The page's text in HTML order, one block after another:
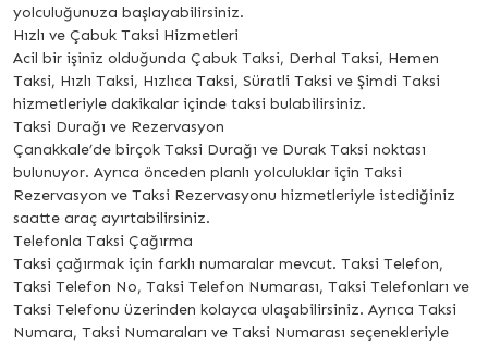
yolculuğunuza başlayabilirsiniz.
Hızlı ve Çabuk Taksi Hizmetleri
Acil bir işiniz olduğunda Çabuk Taksi, Derhal Taksi, Hemen
Taksi, Hızlı Taksi, Hızlıca Taksi, Süratli Taksi ve Şimdi Taksi
hizmetleriyle dakikalar içinde taksi bulabilirsiniz.
Taksi Durağı ve Rezervasyon
Çanakkale’de birçok Taksi Durağı ve Durak Taksi noktası
bulunuyor. Ayrıca önceden planlı yolculuklar için Taksi
Rezervasyon ve Taksi Rezervasyonu hizmetleriyle istediğiniz
saatte araç ayırtabilirsiniz.
Telefonla Taksi Çağırma
Taksi çağırmak için farklı numaralar mevcut. Taksi Telefon,
Taksi Telefon No, Taksi Telefon Numarası, Taksi Telefonları ve
Taksi Telefonu üzerinden kolayca ulaşabilirsiniz. Ayrıca Taksi
Numara, Taksi Numaraları ve Taksi Numarası seçenekleriyle